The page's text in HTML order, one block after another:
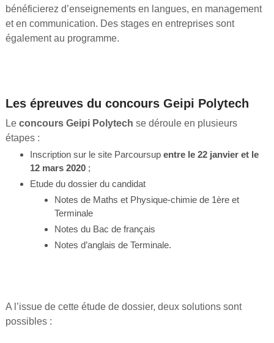
bénéficierez d’enseignements en langues, en management
et en communication. Des stages en entreprises sont
également au programme.
Les épreuves du concours Geipi Polytech
Le concours Geipi Polytech se déroule en plusieurs
étapes :
Inscription sur le site Parcoursup entre le 22 janvier et le
12 mars 2020;
Etude du dossier du candidat
Notes de Maths et Physique-chimie de 1ère et
Terminale
Notes du Bac de français
Notes d’anglais de Terminale.
A l’issue de cette étude de dossier, deux solutions sont
possibles :